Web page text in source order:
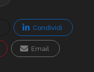
Condividi
Email